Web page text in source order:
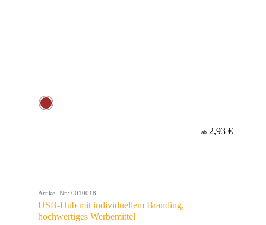
ab 2,93 €
Artikel-Nr.: 0010018
USB-Hub mit individuellem Branding,
hochwertiges Werbemittel